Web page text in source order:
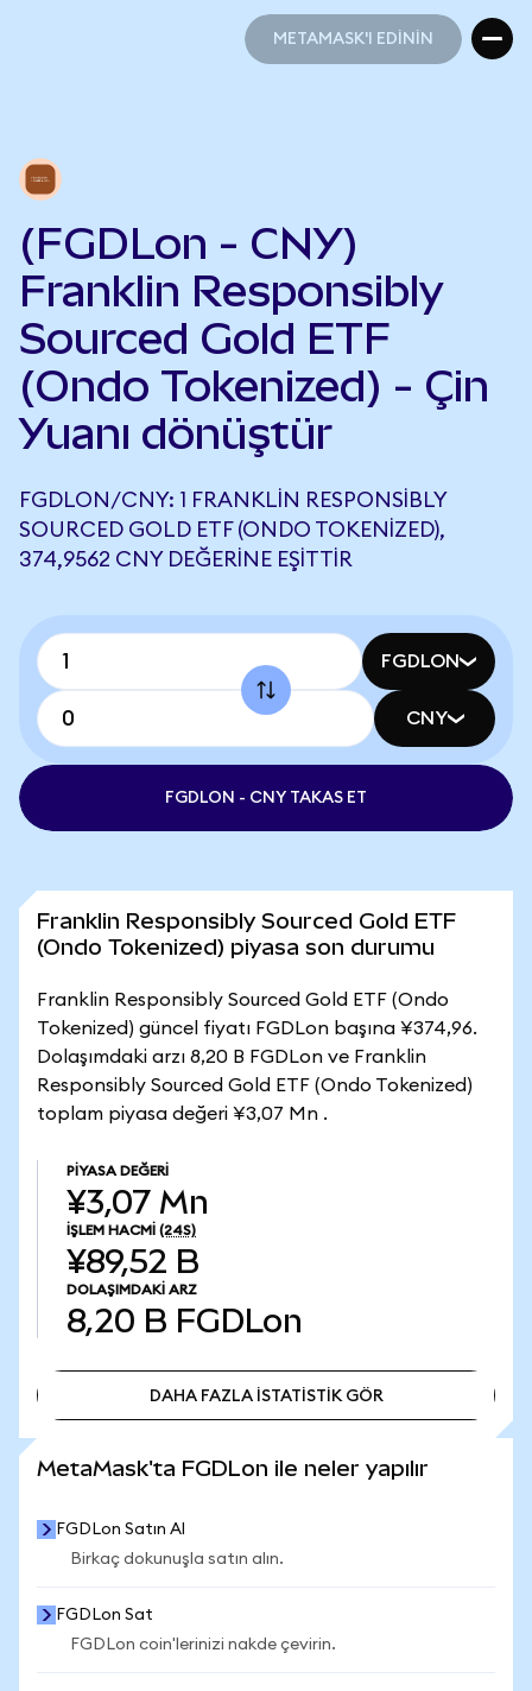
METAMASK'I EDİNİN
(FGDLon - CNY)
Franklin Responsibly
Sourced Gold ETF
(Ondo Tokenized) - Çin
Yuanı dönüştür
FGDLON/CNY: 1 FRANKLIN RESPONSIBLY
SOURCED GOLD ETF (ONDO TOKENIZED),
374,9562 CNY DEĞERINE EŞITTIR
FGDLON
CNY
FGDLON - CNY TAKAS ET
Franklin Responsibly Sourced Gold ETF
(Ondo Tokenized) piyasa son durumu
Franklin Responsibly Sourced Gold ETF (Ondo
Tokenized) güncel fiyatı FGDLon başına ¥374,96.
Dolaşımdaki arzı 8,20 B FGDLon ve Franklin
Responsibly Sourced Gold ETF (Ondo Tokenized)
toplam piyasa değeri ¥3,07 Mn .
PIYASA DEĞERI
¥3,07 Mn
İŞLEM HACMI (24S)
¥89,52 B
DOLAŞIMDAKI ARZ
8,20 B FGDLon
DAHA FAZLA İSTATİSTİK GÖR
MetaMask'ta FGDLon ile neler yapılır
FGDLon Satın Al
Birkaç dokunuşla satın alın.
FGDLon Sat
FGDLon coin'lerinizi nakde çevirin.